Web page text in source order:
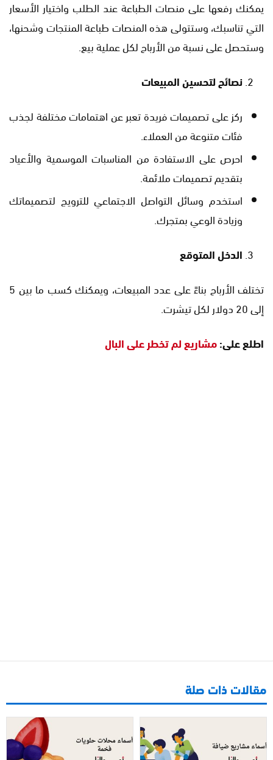
يمكنك رفعها على منصات الطباعة عند الطلب واختيار الأسعار
التي تناسبك، وستتولى هذه المنصات طباعة المنتجات وشحنها،
وستحصل على نسبة من الأرباح لكل عملية بيع.
نصائح لتحسين المبيعات
ركز على تصميمات فريدة تعبر عن اهتمامات مختلفة لجذب
فئات متنوعة من العملاء.
احرص على الاستفادة من المناسبات الموسمية والأعياد
بتقديم تصميمات ملائمة.
استخدم وسائل التواصل الاجتماعي للترويج لتصميماتك
وزيادة الوعي بمتجرك.
الدخل المتوقع
تختلف الأرباح بناءً على عدد المبيعات، ويمكنك كسب ما بين 5
إلى 20 دولار لكل تيشرت.
اطلع على:مشاريع لم تخطر على البال
مقالات ذات صلة